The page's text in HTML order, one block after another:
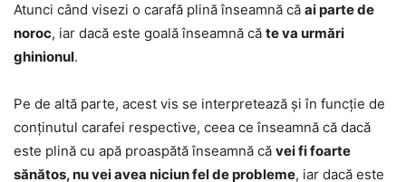
Atunci când visezi o carafă plină înseamnă că ai parte de
noroc, iar dacă este goală înseamnă că te va urmări
ghinionul.
Pe de altă parte, acest vis se interpretează și în funcție de
conținutul carafei respective, ceea ce înseamnă că dacă
este plină cu apă proaspătă înseamnă că vei fi foarte
sănătos, nu vei avea niciun fel de probleme, iar dacă este